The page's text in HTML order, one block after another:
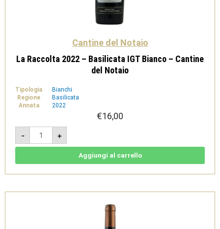
Cantine del Notaio
La Raccolta 2022 – Basilicata IGT Bianco – Cantine
del Notaio
Tipologia
Bianchi
Regione
Basilicata
Annata
2022
€16,00
-
La
Raccolta
2022
-
-
Notaio
+
Aggiungi al carrello